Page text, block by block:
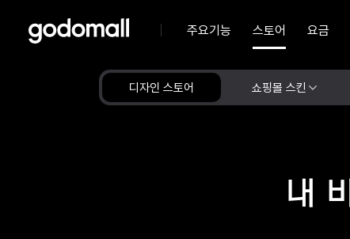
주요기능 스토어 요금
디자인 스토어 쇼핑몰 스킨